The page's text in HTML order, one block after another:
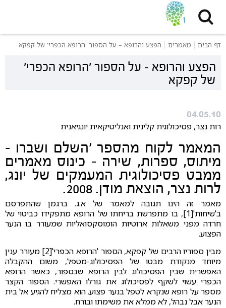
דף הבית מאמרים הפצע והרופא – על הספור 'הרופא הכפרי' של קפקא
הפצע והרופא – על הספור 'הרופא הכפרי'
של קפקא
04.05.10
רות נצר, פסיכולוגית קלינית ואנליטיקאית יונגיאנית
המאמר לקוח מהספר 'השלם ושברו -
מיתוס, ספרות, שירה - כינוס מאמרים
ממבט פסיכולוגית המעמקים של יונג,
לרות נצר, הוצאת מודן. 2008.
מאמר זה הינו תגובה למאמר של א.ג. ברגמן שהתפרסם
ב'שיחות'[1], בו מתפרשת בריחתו של הרופא מתפקידו כביטוי של
חרדה מפני משאלות ארוטיות הומוסקסואליות שמעורר בו הנער
הפצוע.
מבין ספוריו הרבים של קפקא, הספור 'הרופא הכפרי'[2] מעורר ענין
מיוחד מנקודת מבטו של הפסיכולוג-מטפל, משום ההקבלה
האפשרית שבין הפסיכולוג לבין הרופא שבספור, כאשר הרופא
הכפרי עשוי לשקף לפסיכולוג את גורלו האפשרי. הספור הקצר
מספר על רופא שנקרא לטפל בנער פצוע. הוא מצליח להגיע אל בית
הנער אבל נבהל, לא ממלא את משימתו ובורח.